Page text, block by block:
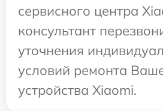
сервисного центра
консультант
уточнения
условий ремонта
устройства Xiaomi.